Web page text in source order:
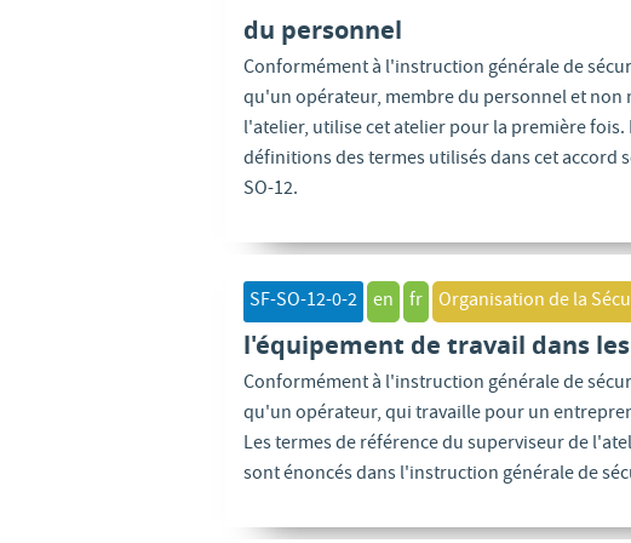
du personnel
Conformément à l'instruction générale de
qu'un opérateur, membre du personnel et
l'atelier, utilise cet atelier pour la première
définitions des termes utilisés dans cet accord
SO-12.
SF-SO-12-0-2 en fr Organisation de la
l'équipement de travail dans
Conformément à l'instruction générale de
qu'un opérateur, qui travaille pour un
Les termes de référence du superviseur de
sont énoncés dans l'instruction générale de